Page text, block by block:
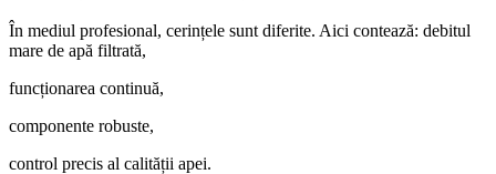
În mediul profesional, cerințele sunt diferite. Aici contează: debitul
mare de apă filtrată,
funcționarea continuă,
componente robuste,
control precis al calității apei.